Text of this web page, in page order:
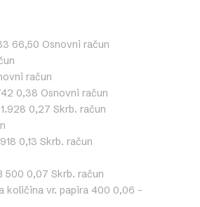
66,50 Osnovni račun
račun
0,38 Osnovni račun
1.928 0,27 Skrb. račun
0,13 Skrb. račun
500 0,07 Skrb. račun
količina vr. papira 400 0,06 –